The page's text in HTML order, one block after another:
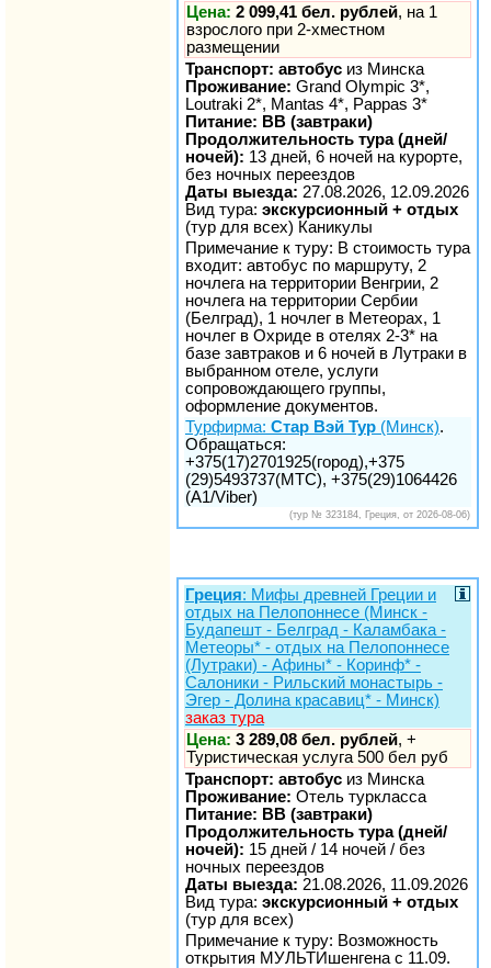
Цена: 2 099,41 бел. рублей, на 1
взрослого при 2-хместном
размещении
Транспорт: автобус из Минска
Проживание: Grand Olympic 3*,
Loutraki 2*, Mantas 4*, Pappas 3*
Питание: BB (завтраки)
Продолжительность тура (дней/
ночей): 13 дней, 6 ночей на курорте,
без ночных переездов
Даты выезда: 27.08.2026, 12.09.2026
Вид тура: экскурсионный + отдых
(тур для всех) Каникулы
Примечание к туру: В стоимость тура
входит: автобус по маршруту, 2
ночлега на территории Венгрии, 2
ночлега на территории Сербии
(Белград), 1 ночлег в Метеорах, 1
ночлег в Охриде в отелях 2-3* на
базе завтраков и 6 ночей в Лутраки в
выбранном отеле, услуги
сопровождающего группы,
оформление документов.
Турфирма: Стар Вэй Тур (Минск).
Обращаться:
+375(17)2701925(город),+375
(29)5493737(МТС), +375(29)1064426
(A1/Viber)
(тур № 323184, Греция, от 2026-08-06)
Греция: Мифы древней Греции и
отдых на Пелопоннесе (Минск -
Будапешт - Белград - Каламбака -
Метеоры* - отдых на Пелопоннесе
(Лутраки) - Афины* - Коринф* -
Салоники - Рильский монастырь -
Эгер - Долина красавиц* - Минск)
заказ тура
Цена: 3 289,08 бел. рублей, +
Туристическая услуга 500 бел руб
Транспорт: автобус из Минска
Проживание: Отель туркласса
Питание: BB (завтраки)
Продолжительность тура (дней/
ночей): 15 дней / 14 ночей / без
ночных переездов
Даты выезда: 21.08.2026, 11.09.2026
Вид тура: экскурсионный + отдых
(тур для всех)
Примечание к туру: Возможность
открытия МУЛЬТИшенгена с 11.09.